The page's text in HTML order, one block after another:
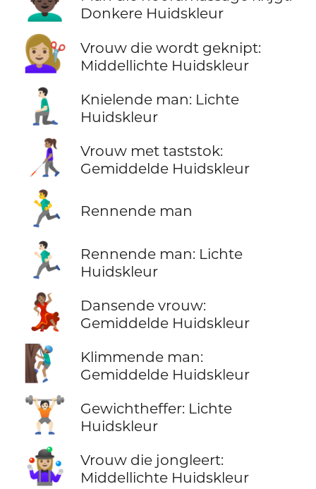
Donkere Huidskleur
💇🏼‍♀️
Vrouw die wordt geknipt:
Middellichte Huidskleur
🧎🏻‍♂️
Knielende man: Lichte
Huidskleur
👩🏽‍🦯
Vrouw met taststok:
Gemiddelde Huidskleur
🏃‍♂️ Rennende man
🏃🏻‍♂️
Rennende man: Lichte
Huidskleur
💃🏽
Dansende vrouw:
Gemiddelde Huidskleur
🧗🏽‍♂️
Klimmende man:
Gemiddelde Huidskleur
🏋🏻
Gewichtheffer: Lichte
Huidskleur
🤹🏼‍♀️
Vrouw die jongleert:
Middellichte Huidskleur